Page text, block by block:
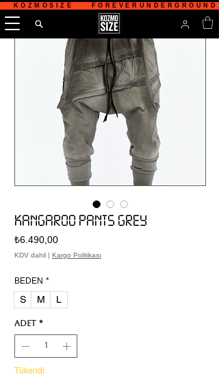
KOZMOSIZE    FOREVERUNDERGROUND
KANGAROO PANTS GREY
₺6.490,00Fiyat
KDV dahil | Kargo Politikası
BEDEN *
S M L
Adet *
Tükendi